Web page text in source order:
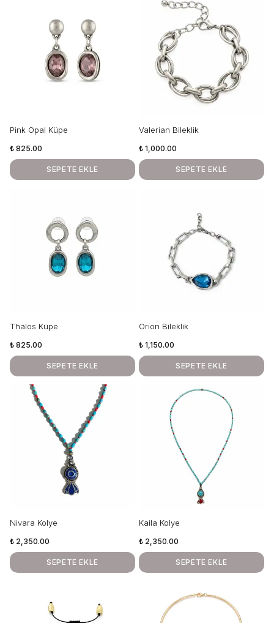
Pink Opal Küpe
₺ 825.00
SEPETE EKLE
Valerian Bileklik
₺ 1,000.00
SEPETE EKLE
Thalos Küpe
₺ 825.00
SEPETE EKLE
Orion Bileklik
₺ 1,150.00
SEPETE EKLE
Nivara Kolye
₺ 2,350.00
SEPETE EKLE
Kaila Kolye
₺ 2,350.00
SEPETE EKLE